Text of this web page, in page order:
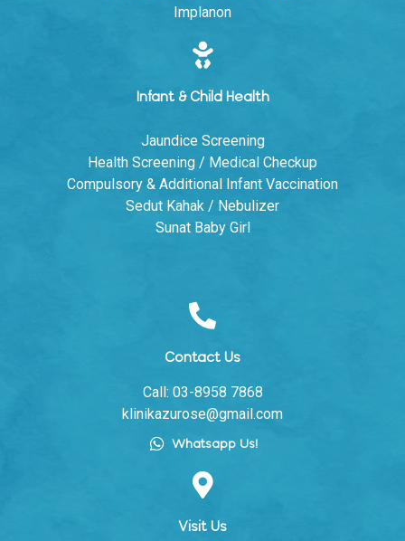
Implanon
Infant & Child Health
Jaundice Screening
Health Screening / Medical Checkup
Compulsory & Additional Infant Vaccination
Sedut Kahak / Nebulizer
Sunat Baby Girl
Contact Us
Call: 03-8958 7868
klinikazurose@gmail.com
Whatsapp Us!
Visit Us